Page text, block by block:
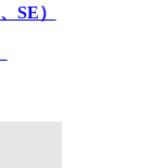
SE）